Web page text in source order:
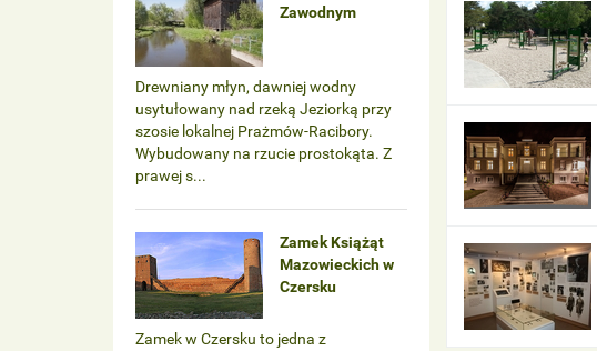
Zawodnym
Drewniany młyn, dawniej wodny
usytułowany nad rzeką Jeziorką przy
szosie lokalnej Prażmów-Racibory.
Wybudowany na rzucie prostokąta. Z
prawej s...
Zamek Książąt
Mazowieckich w
Czersku
Zamek w Czersku to jedna z